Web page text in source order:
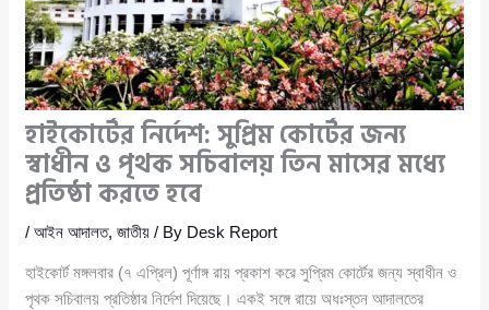
হাইকোর্টের নির্দেশ: সুপ্রিম কোর্টের জন্য
স্বাধীন ও পৃথক সচিবালয় তিন মাসের মধ্যে
প্রতিষ্ঠা করতে হবে
/আইন আদালত,জাতীয় / By Desk Report
হাইকোর্ট মঙ্গলবার (৭ এপ্রিল) পূর্ণাঙ্গ রায় প্রকাশ করে সুপ্রিম কোর্টের জন্য স্বাধীন ও
পৃথক সচিবালয় প্রতিষ্ঠার নির্দেশ দিয়েছে। একই সঙ্গে রায়ে অধঃস্তন আদালতের